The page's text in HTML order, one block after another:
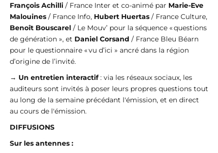
François Achilli / France Inter et co-animé par Marie-Eve
Malouines / France Info, Hubert Huertas / France Culture,
Benoît Bouscarel / Le Mouv’ pour la séquence « questions
de génération », et Daniel Corsand / France Bleu Béarn
pour le questionnaire « vu d’ici » ancré dans la région
d’origine de l’invité.
→ Un entretien interactif: via les réseaux sociaux, les
auditeurs sont invités à poser leurs propres questions tout
au long de la semaine précédant l'émission, et en direct
au cours de l'émission.
DIFFUSIONS
Sur les antennes :